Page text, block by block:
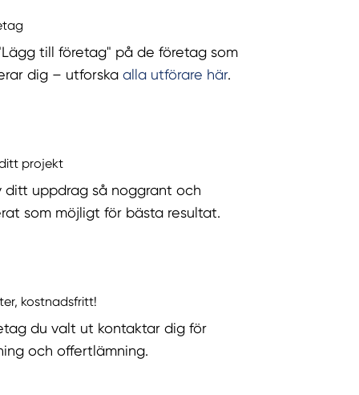
till företag" på de företag som
dig – utforska alla utförare här.
projekt
ditt uppdrag så noggrant och
som möjligt för bästa resultat.
kostnadsfritt!
du valt ut kontaktar dig för
och offertlämning.